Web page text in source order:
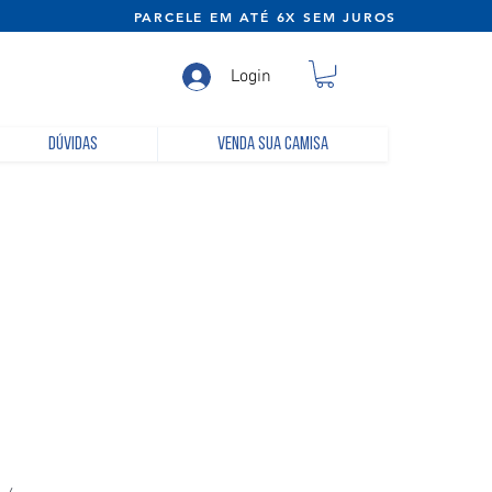
EM ATÉ 6X SEM JUROS
Login
Dúvidas Venda sua camisa